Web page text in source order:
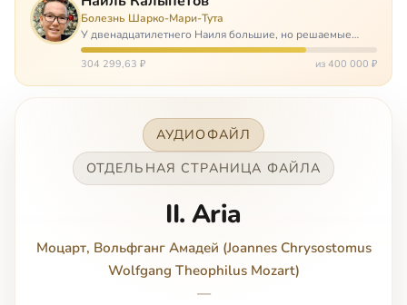
Болезнь Шарко-Мари-Тута
У двенадцатилетнего Наиля большие, но решаемые
проблемы. Он болен редкой болезнью, которая ставит
перед ним множество непростых задача, угрожая в
304 299,63 ₽ из 400 000 ₽
АУДИОФАЙЛ
ОТДЕЛЬНАЯ СТРАНИЦА ФАЙЛА
II. Aria
Моцарт, Вольфганг Амадей (Joannes Chrysostomus
Wolfgang Theophilus Mozart)
—